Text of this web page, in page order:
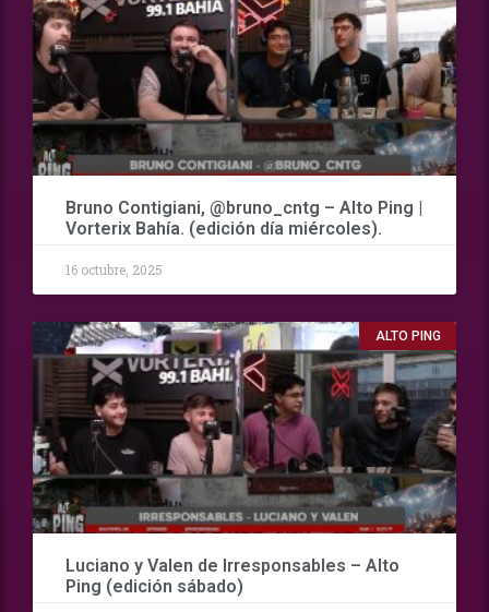
Bruno Contigiani, @bruno_cntg – Alto Ping |
Vorterix Bahía. (edición día miércoles).
16 octubre, 2025
ALTO PING
Luciano y Valen de Irresponsables – Alto
Ping (edición sábado)